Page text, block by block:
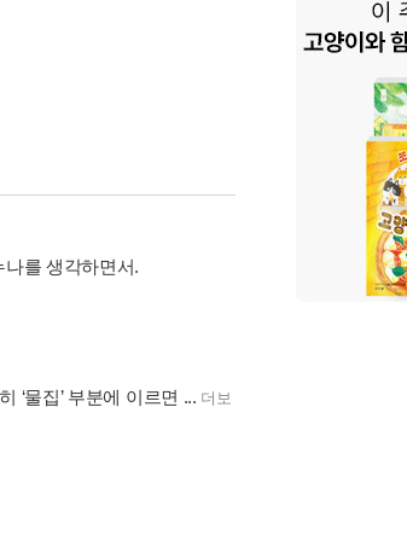
를 생각하면서.
‘물집’ 부분에 이르면 ... 더보